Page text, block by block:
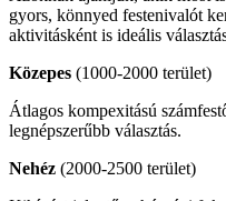
gyors, könnyed festenivalót
aktivitásként is ideális
Közepes (1000-2000 terület)
Átlagos kompexitású
legnépszerűbb választás.
Nehéz (2000-2500 terület)